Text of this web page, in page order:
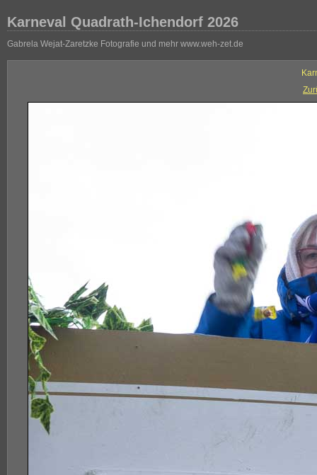
Karneval Quadrath-Ichendorf 2026
Gabrela Wejat-Zaretzke Fotografie und mehr www.weh-zet.de